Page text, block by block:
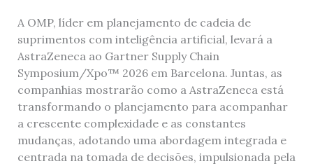
A OMP, líder em planejamento de cadeia de
suprimentos com inteligência artificial, levará a
AstraZeneca ao Gartner Supply Chain
Symposium/Xpo™ 2026 em Barcelona. Juntas, as
companhias mostrarão como a AstraZeneca está
transformando o planejamento para acompanhar
a crescente complexidade e as constantes
mudanças, adotando uma abordagem integrada e
centrada na tomada de decisões, impulsionada pela